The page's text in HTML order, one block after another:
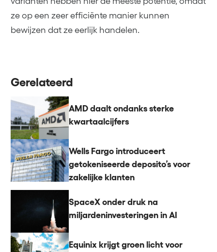
ze op een zeer efficiënte manier kunnen
bewijzen dat ze eerlijk handelen.
Gerelateerd
AMD daalt ondanks sterke
kwartaalcijfers
Wells Fargo introduceert
getokeniseerde deposito’s voor
zakelijke klanten
SpaceX onder druk na
miljardeninvesteringen in AI
Equinix krijgt groen licht voor